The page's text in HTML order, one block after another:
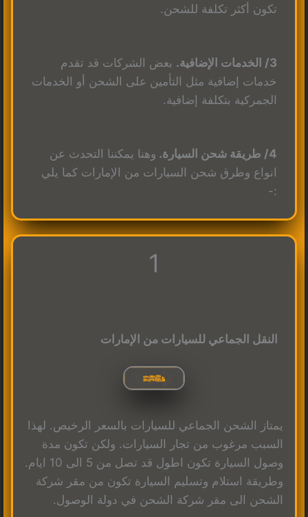
تكون أكثر تكلفة للشحن.
3/ الخدمات الإضافية.
بعض الشركات قد تقدم
خدمات إضافية مثل التأمين على الشحن أو الخدمات
الجمركية بتكلفة إضافية.
4/ طريقة شحن السيارة.
وهنا يمكننا التحدث عن
انواع وطرق شحن السيارات من الإمارات كما يلي
:-
1
النقل الجماعي للسيارات من الإمارات
يمتاز الشحن الجماعي للسيارات بالسعر الرخيص. لهذا
السبب مرغوب من تجار السيارات. ولكن تكون مدة
وصول السيارة تكون اطول قد تصل من 5 الى 10 ايام.
وطريقة استلام وتسليم السيارة تكون من مقر شركة
الشحن الى مقر شركة الشحن في دولة الوصول.